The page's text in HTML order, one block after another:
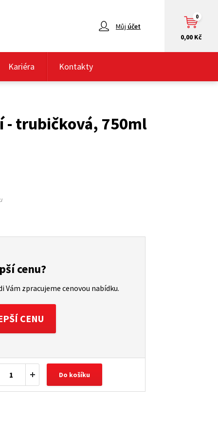
0,00 Kč
0
Můj účet
Kariéra Kontakty
- trubičková, 750ml
cenu?
Vám zpracujeme cenovou nabídku.
CENU
Do košíku